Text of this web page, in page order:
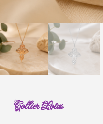
Collier Lotus